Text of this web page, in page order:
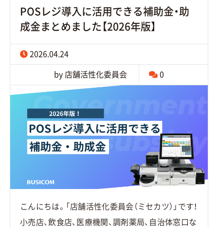
POSレジ導入に活用できる補助金・助
成金まとめました【2026年版】
2026.04.24
by 店舗活性化委員会 0
こんにちは。「店舗活性化委員会（ミセカツ）」です！
小売店、飲食店、医療機関、調剤薬局、自治体窓口な